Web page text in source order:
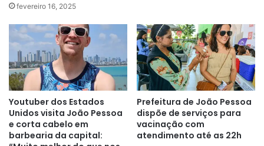
fevereiro 16, 2025
Youtuber dos Estados
Unidos visita João Pessoa
e corta cabelo em
barbearia da capital:
Prefeitura de João Pessoa
dispõe de serviços para
vacinação com
atendimento até as 22h